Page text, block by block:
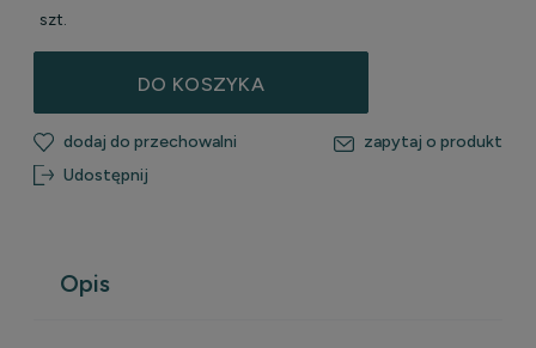
szt.
DO KOSZYKA
dodaj do przechowalni
zapytaj o produkt
Udostępnij
Opis